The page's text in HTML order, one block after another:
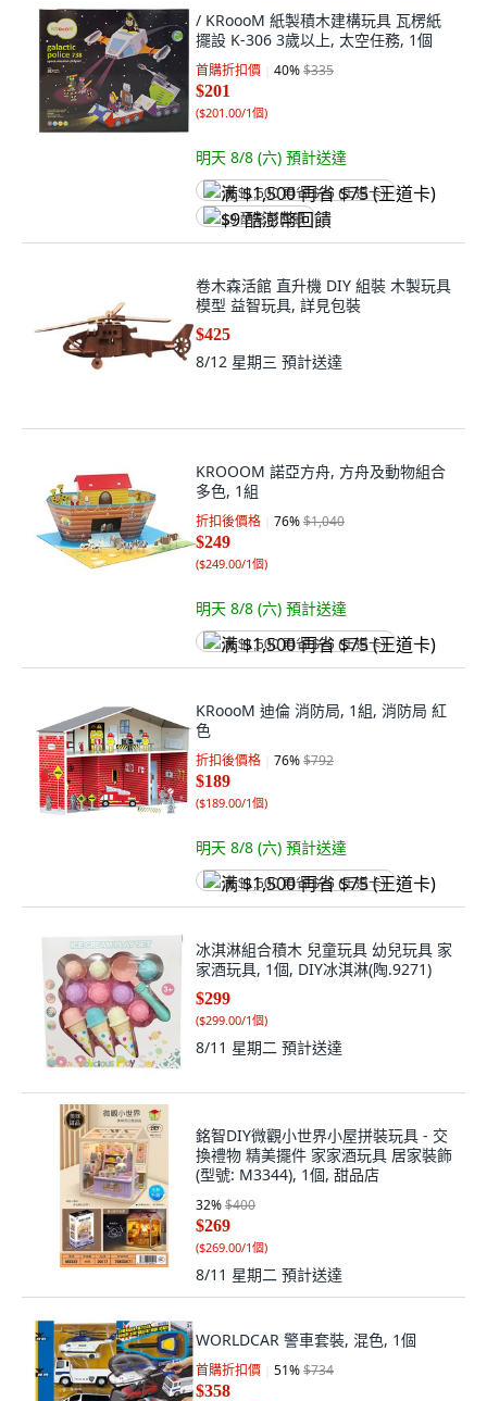
/ KRoooM 紙製積木建構玩具 瓦楞紙
擺設 K-306 3歲以上, 太空任務, 1個
首購折扣價 40%$335
$201
($201.00/1個)
明天 8/8 (六) 預計送達
满 $1,500 再省 $75 (王道卡)
$9 酷澎幣回饋
卷木森活館 直升機 DIY 組裝 木製玩具
模型 益智玩具, 詳見包裝
$425
8/12 星期三 預計送達
KROOOM 諾亞方舟, 方舟及動物組合
多色, 1組
折扣後價格 76%$1,040
$249
($249.00/1個)
明天 8/8 (六) 預計送達
满 $1,500 再省 $75 (王道卡)
KRoooM 迪倫 消防局, 1組, 消防局 紅
色
折扣後價格 76%$792
$189
($189.00/1個)
明天 8/8 (六) 預計送達
满 $1,500 再省 $75 (王道卡)
冰淇淋組合積木 兒童玩具 幼兒玩具 家
家酒玩具, 1個, DIY冰淇淋(陶.9271)
$299
($299.00/1個)
8/11 星期二 預計送達
銘智DIY微觀小世界小屋拼裝玩具 - 交
換禮物 精美擺件 家家酒玩具 居家裝飾
(型號: M3344), 1個, 甜品店
32%$400
$269
($269.00/1個)
8/11 星期二 預計送達
WORLDCAR 警車套裝, 混色, 1個
首購折扣價 51%$734
$358